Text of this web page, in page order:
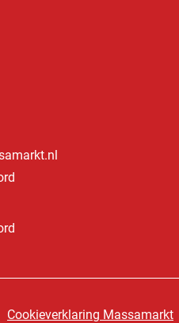
Cookieverklaring Massamarkt